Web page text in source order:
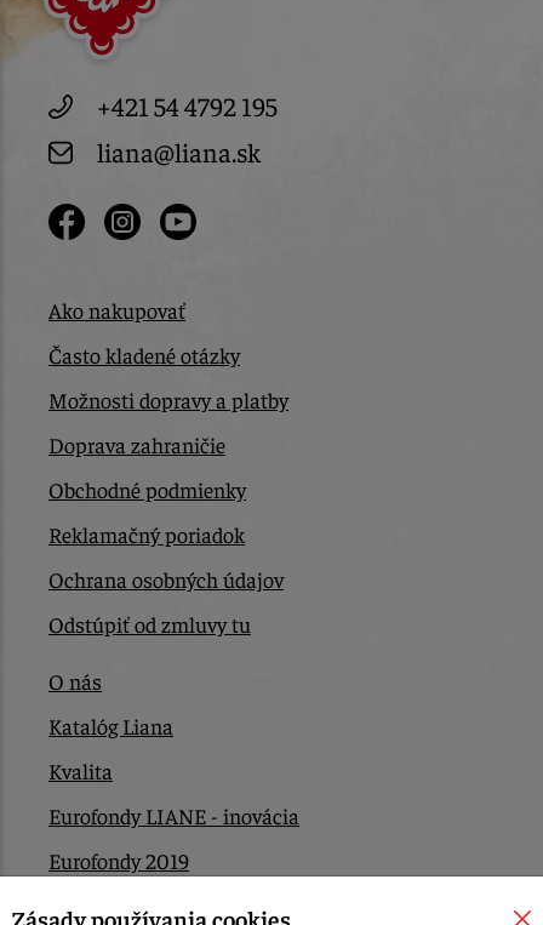
+421 54 4792 195
liana@liana.sk
Ako nakupovať
Často kladené otázky
Možnosti dopravy a platby
Doprava zahraničie
Obchodné podmienky
Reklamačný poriadok
Ochrana osobných údajov
Odstúpiť od zmluvy tu
O nás
Katalóg Liana
Kvalita
Eurofondy LIANE - inovácia
Eurofondy 2019
Eurofondy 2022/2023
Zásady používania cookies